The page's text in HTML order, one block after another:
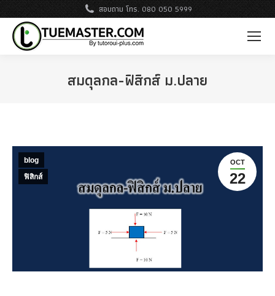
สอบถาม โทร. 080 050 5999
สมดุลกล-ฟิสิกส์ ม.ปลาย
OCT
22
blog
ฟิสิกส์